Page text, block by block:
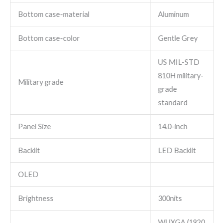
Bottom case-material Aluminum
Bottom case-color Gentle Grey
Military grade
US MIL-STD
810H military-
grade
standard
Panel Size 14.0-inch
Backlit LED Backlit
OLED
Brightness 300nits